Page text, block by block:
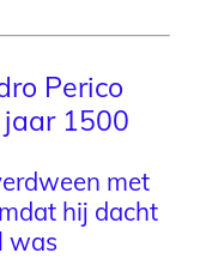
Perico
1500
met
hij dacht
was